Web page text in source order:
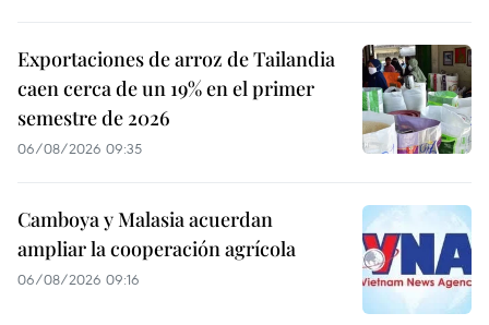
Exportaciones de arroz de Tailandia
caen cerca de un 19% en el primer
semestre de 2026
06/08/2026 09:35
Camboya y Malasia acuerdan
ampliar la cooperación agrícola
06/08/2026 09:16